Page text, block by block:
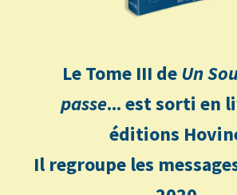
Le Tome III deUn
passe... est sorti en
éditions
Il regroupe les